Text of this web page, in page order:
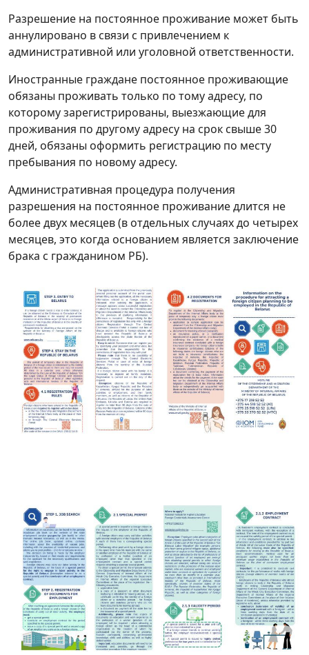
Разрешение на постоянное проживание может быть
аннулировано в связи с привлечением к
административной или уголовной ответственности.
Иностранные граждане постоянное проживающие
обязаны проживать только по тому адресу, по
которому зарегистрированы, выезжающие для
проживания по другому адресу на срок свыше 30
дней, обязаны оформить регистрацию по месту
пребывания по новому адресу.
Административная процедура получения
разрешения на постоянное проживание длится не
более двух месяцев (в отдельных случаях до четырех
месяцев, это когда основанием является заключение
брака с гражданином РБ).